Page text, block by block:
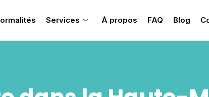
Services À propos FAQ Blog